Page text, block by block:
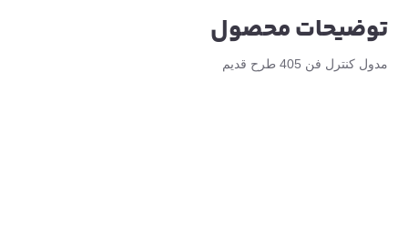
توضیحات محصول
مدول کنترل فن 405 طرح قدیم